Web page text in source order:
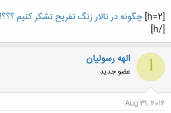
[h=2]
چگونه در تالار زنگ تفریح تشکر کنیم
[/h]
ا الهه رسولیان
عضو جدید
Aug 31, 2012